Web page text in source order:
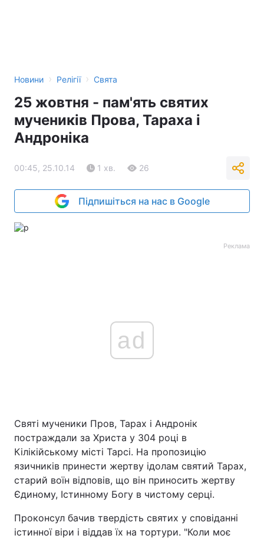
Новини › Релігії › Свята
25 жовтня - пам'ять святих
мучеників Прова, Тараха і
Андроніка
00:45, 25.10.14 1 хв. 26
Підпишіться на нас в Google
Реклама
ad
Святі мученики Пров, Тарах і Андронік
постраждали за Христа у 304 році в
Кілікійському місті Тарсі. На пропозицію
язичників принести жертву ідолам святий Тарах,
старий воїн відповів, що він приносить жертву
Єдиному, Істинному Богу в чистому серці.
Проконсул бачив твердість святих у сповіданні
істинної віри і віддав їх на тортури. "Коли моє